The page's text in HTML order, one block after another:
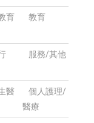
育
教育
服務/其他
醫
個人護理/
醫療